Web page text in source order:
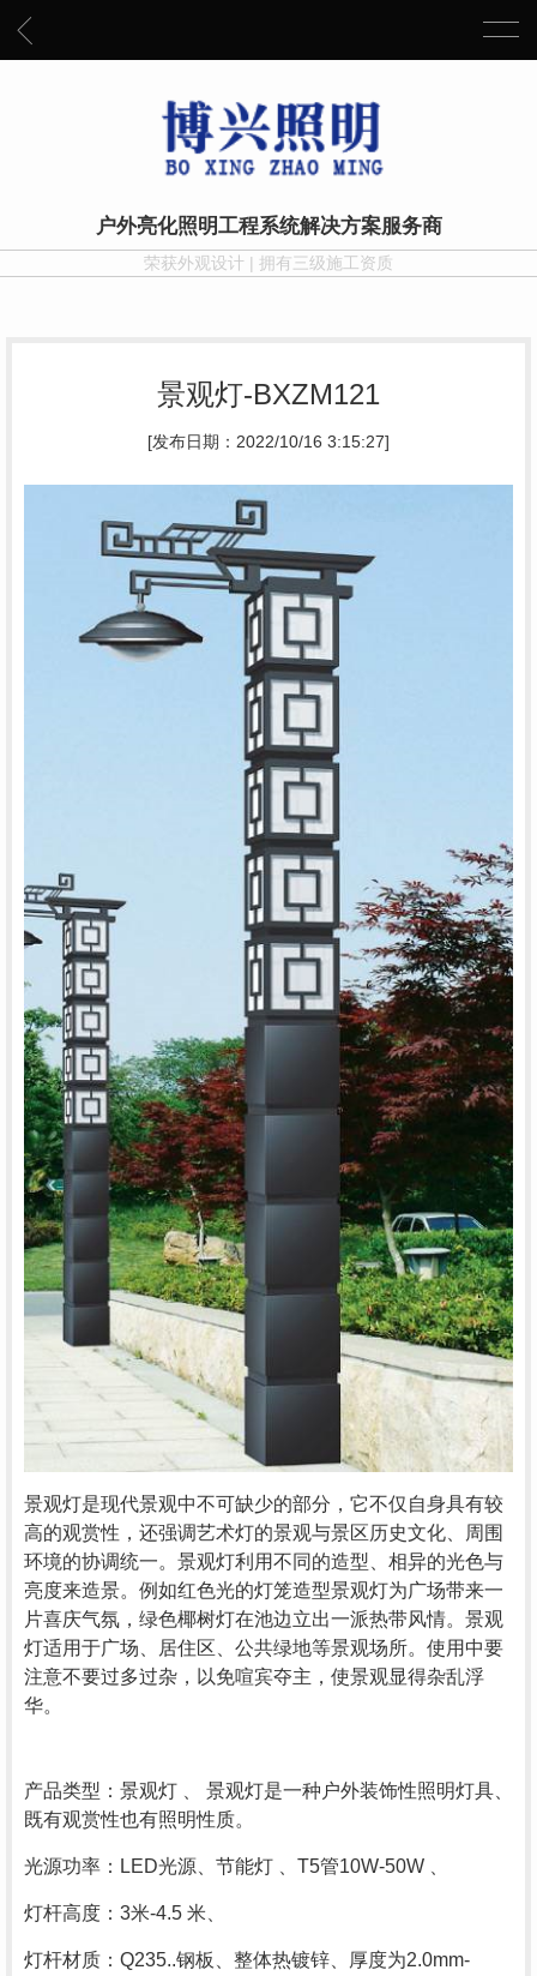
户外亮化照明工程系统解决方案服务商
荣获外观设计 | 拥有三级施工资质
景观灯-BXZM121
[发布日期：2022/10/16 3:15:27]
景观灯是现代景观中不可缺少的部分，它不仅自身具有较
高的观赏性，还强调艺术灯的景观与景区历史文化、周围
环境的协调统一。景观灯利用不同的造型、相异的光色与
亮度来造景。例如红色光的灯笼造型景观灯为广场带来一
片喜庆气氛，绿色椰树灯在池边立出一派热带风情。景观
灯适用于广场、居住区、公共绿地等景观场所。使用中要
注意不要过多过杂，以免喧宾夺主，使景观显得杂乱浮
华。
产品类型：景观灯 、 景观灯是一种户外装饰性照明灯具、
既有观赏性也有照明性质。
光源功率：LED光源、节能灯 、T5管10W-50W 、
灯杆高度：3米-4.5 米、
灯杆材质：Q235..钢板、整体热镀锌、厚度为2.0mm-